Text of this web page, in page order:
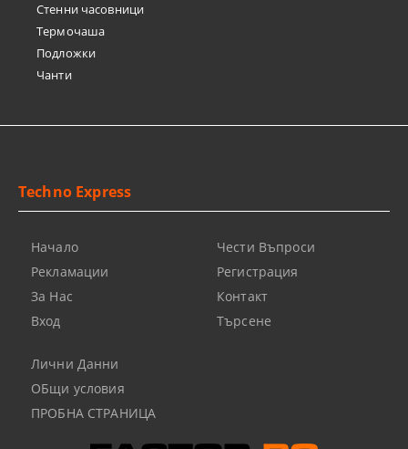
Стенни часовници
Термочашa
Подложки
Чанти
Techno Express
Начало
Рекламации
За Нас
Вход
Чести Въпроси
Регистрация
Контакт
Търсене
Лични Данни
ОБщи условия
ПРОБНА СТРАНИЦА